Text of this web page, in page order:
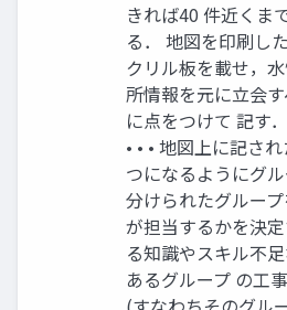
きれば40 件近くま
る． 地図を印刷し
クリル板を載せ，
所情報を元に立会
に点をつけて 記す
• • • 地図上に記さ
つになるようにグル
分けられたグルー
が担当するかを決
る知識やスキル不足
あるグループ の工